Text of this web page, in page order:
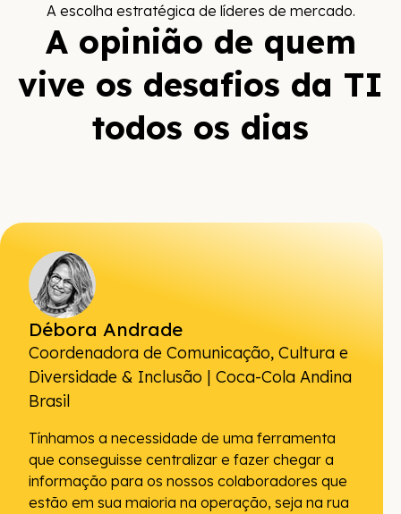
A escolha estratégica de líderes de mercado.
A opinião de quem
vive os desafios da TI
todos os dias
Débora Andrade
Coordenadora de Comunicação, Cultura e
Diversidade & Inclusão | Coca-Cola Andina
Brasil
Tínhamos a necessidade de uma ferramenta
que conseguisse centralizar e fazer chegar a
informação para os nossos colaboradores que
estão em sua maioria na operação, seja na rua